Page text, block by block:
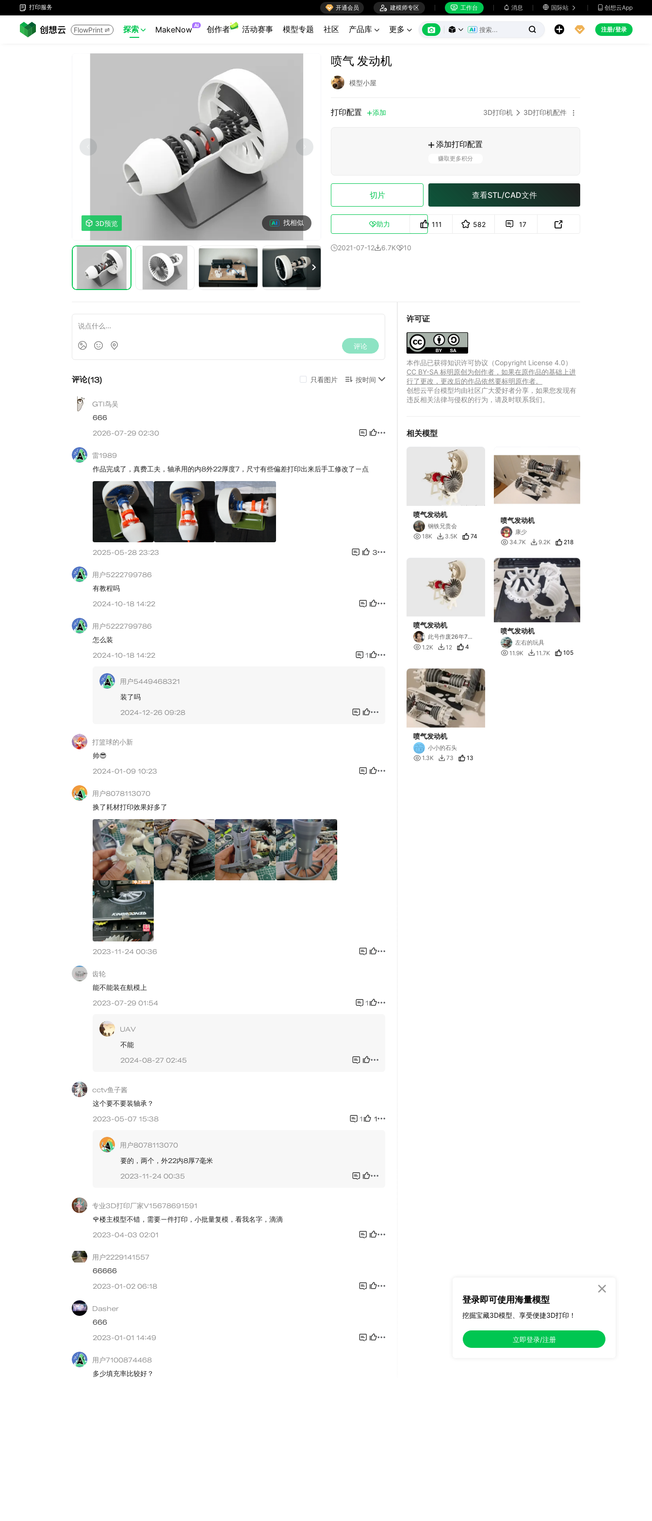
 打印服务  开通会员  建模师专区  工作台  消息  国际站   创想云App
FlowPrint  探索  MakeNow AI 创作者 活动赛事 模型专题 社区 产品库  更多        注册/登录
 3D预览 找相似

喷气 发动机
模型小屋
打印配置 添加 3D打印机  3D打印机配件 
 添加打印配置
赚取更多积分
切片 查看STL/CAD文件
助力 111 582  17 
2021-07-126.7K10
许可证
本作品已获得知识许可协议（Copyright License 4.0）
CC BY-SA 标明原创为创作者，如果在原作品的基础上进
行了更改，更改后的作品依然要标明原作者。
创想云平台模型均由社区广大爱好者分享，如果您发现有
违反相关法律与侵权的行为，请及时联系我们。
相关模型
喷气发动机
钢铁兄贵会
 18K  3.5K 74
喷气发动机
康少
 34.7K  9.2K 218
喷气发动机
此号作废26年7月
1号全部模型将下
 1.2K  12 4
喷气发动机
左右的玩具
 11.9K  11.7K 105
喷气发动机
小小的石头
 1.3K  73 13
登录即可使用海量模型
挖掘宝藏3D模型、享受便捷3D打印！
立即登录/注册
